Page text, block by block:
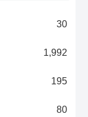
30
1,992
195
80